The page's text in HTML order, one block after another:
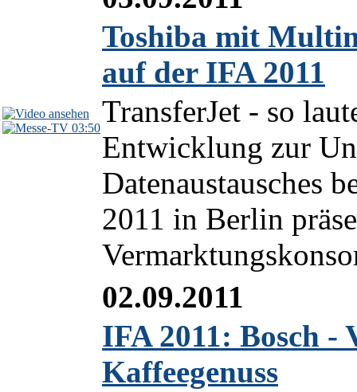
03:50
Toshiba mit
auf der IFA 2011
TransferJet - so
Entwicklung zur
Datenaustausches
2011 in Berlin
02.09.2011
IFA 2011: Bosch -
Kaffeegenuss